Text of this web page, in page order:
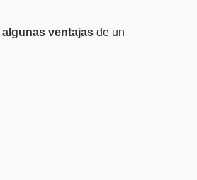
algunas ventajas de un